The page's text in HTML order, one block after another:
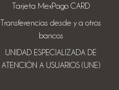
Tarjeta MexPago CARD
Transferencias desde y a otros
bancos
UNIDAD ESPECIALIZADA DE
ATENCIÓN A USUARIOS (UNE)